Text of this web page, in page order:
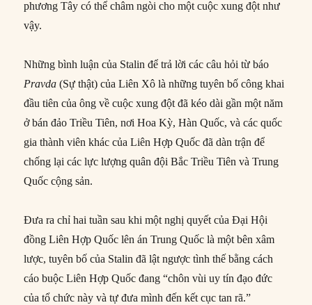
phương Tây có thể châm ngòi cho một cuộc xung đột như
vậy.
Những bình luận của Stalin để trả lời các câu hỏi từ báo
Pravda (Sự thật) của Liên Xô là những tuyên bố công khai
đầu tiên của ông về cuộc xung đột đã kéo dài gần một năm
ở bán đảo Triều Tiên, nơi Hoa Kỳ, Hàn Quốc, và các quốc
gia thành viên khác của Liên Hợp Quốc đã dàn trận để
chống lại các lực lượng quân đội Bắc Triều Tiên và Trung
Quốc cộng sản.
Đưa ra chỉ hai tuần sau khi một nghị quyết của Đại Hội
đồng Liên Hợp Quốc lên án Trung Quốc là một bên xâm
lược, tuyên bố của Stalin đã lật ngược tình thế bằng cách
cáo buộc Liên Hợp Quốc đang “chôn vùi uy tín đạo đức
của tổ chức này và tự đưa mình đến kết cục tan rã.”